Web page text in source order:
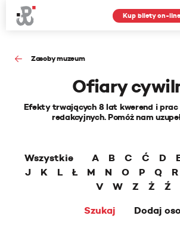
Kup bilety on-line
Zasoby muzeum
Ofiary
Efekty trwających 8 lat kwerend i
redakcyjnych. Pomóż nam
Wszystkie A B C Ć D
J
K L Ł M N O P Q R
V
W Z Ż
Ź
Szukaj
Dodaj